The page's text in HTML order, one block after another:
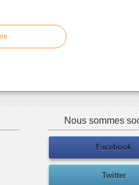
Nous sommes
Facebook
Twitter